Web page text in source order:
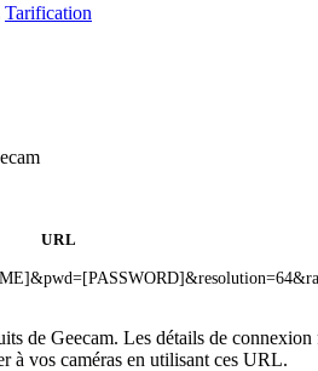
Tarification
URL
de Geecam. Les détails de
à vos caméras en utilisant ces URL.